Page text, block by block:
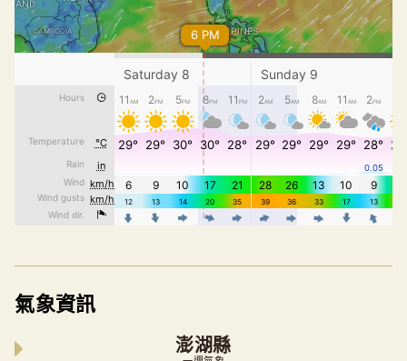
氣象資訊
澎湖縣